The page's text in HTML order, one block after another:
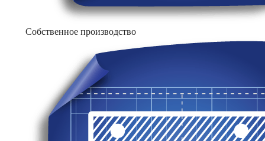
Собственное производство